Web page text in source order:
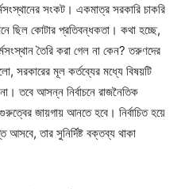
সংকট। একমাত্র সরকারি চাকরি
ছিল কোটার প্রতিবন্ধকতা। কথা হচ্ছে,
তৈরি করা গেল না কেন? তরুণদের
সরকারের মূল কর্তব্যের মধ্যে বিষয়টি
তবে আসন্ন নির্বাচনে রাজনৈতিক
জায়গায় আনতে হবে। নির্বাচিত হয়ে
আসবে, তার সুনির্দিষ্ট বক্তব্য থাকা